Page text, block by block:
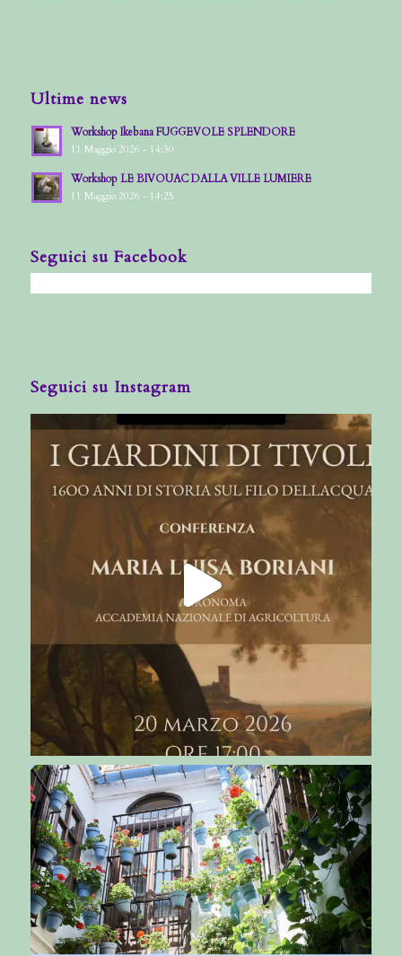
Ultime news
Workshop Ikebana FUGGEVOLE SPLENDORE
11 Maggio 2026 - 14:30
Workshop LE BIVOUAC DALLA VILLE LUMIERE
11 Maggio 2026 - 14:25
Seguici su Facebook
Seguici su Instagram